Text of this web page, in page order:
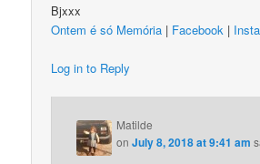
Bjxxx
Ontem é só Memória | Facebook |
Log in to Reply
Matilde
onJuly 8, 2018 at 9:41 am